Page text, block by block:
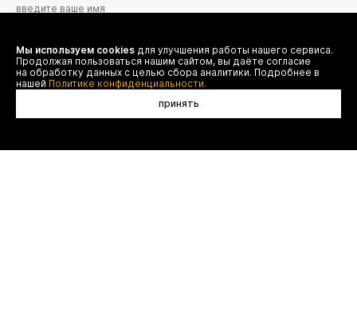
Я даю согласие на сбор, обработку и хранение моих
персональных данных (имя, email, телефон) для получения
рекламных и информационных рассылок от ООО 'БТ
Юнайтед', а также ознакомлен(а) с
Политикой конфиденциальности
Мы используем cookies для улучшения работы нашего сервиса.
Продолжая пользоваться нашим сайтом, вы даёте согласие
на обработку данных с целью сбора аналитики. Подробнее в
нашей Политике конфиденциальности.
принять